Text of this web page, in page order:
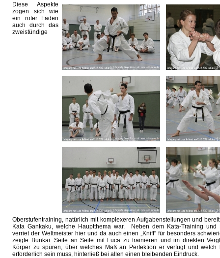
Diese Aspekte
zogen sich wie
ein roter Faden
auch durch das
zweistündige
Oberstufentraining, natürlich mit komplexeren Aufgabenstellungen und
Kata Gankaku, welche Hauptthema war. Neben dem Kata-Training und
verriet der Weltmeister hier und da auch einen „Kniff“ für besonders
zeigte Bunkai. Seite an Seite mit Luca zu trainieren und im direkten
Körper zu spüren, über welches Maß an Perfektion er verfügt und welch
erforderlich sein muss, hinterließ bei allen einen bleibenden Eindruck.